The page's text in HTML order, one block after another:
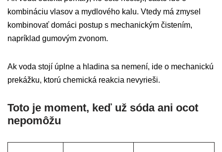
kombináciu vlasov a mydlového kalu. Vtedy má zmysel
kombinovať domáci postup s mechanickým čistením,
napríklad gumovým zvonom.
Ak voda stojí úplne a hladina sa nemení, ide o mechanickú
prekážku, ktorú chemická reakcia nevyrieši.
Toto je moment, keď už sóda ani ocot
nepomôžu